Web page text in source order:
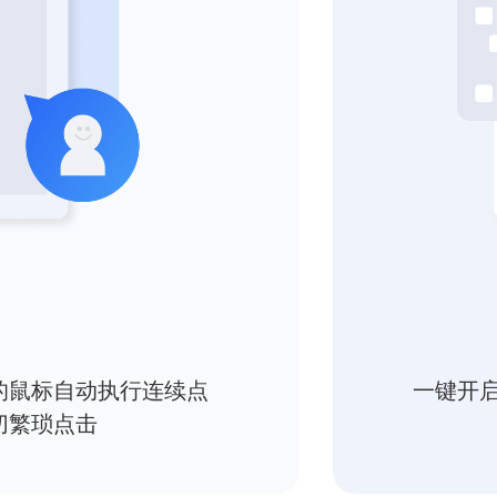
标自动执行连续点
繁琐点击
一键开